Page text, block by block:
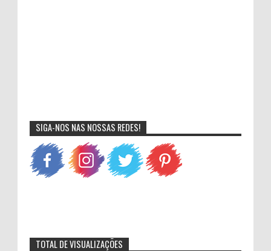
SIGA-NOS NAS NOSSAS REDES!
TOTAL DE VISUALIZAÇÕES